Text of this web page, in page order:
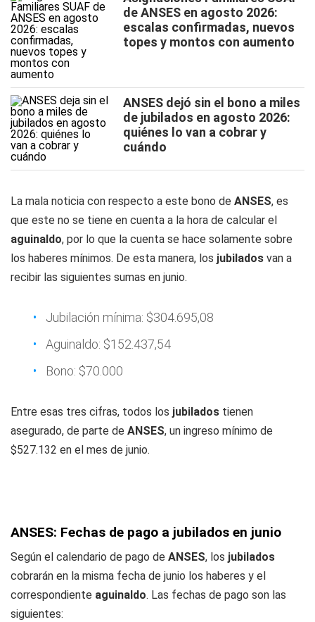
de ANSES en agosto 2026:
escalas confirmadas, nuevos
topes y montos con aumento
ANSES dejó sin el bono a miles
de jubilados en agosto 2026:
quiénes lo van a cobrar y
cuándo
La mala noticia con respecto a este bono de ANSES, es
que este no se tiene en cuenta a la hora de calcular el
aguinaldo, por lo que la cuenta se hace solamente sobre
los haberes mínimos. De esta manera, los jubilados van a
recibir las siguientes sumas en junio.
Jubilación mínima: $304.695,08
Aguinaldo: $152.437,54
Bono: $70.000
Entre esas tres cifras, todos los jubilados tienen
asegurado, de parte de ANSES, un ingreso mínimo de
$527.132 en el mes de junio.
ANSES: Fechas de pago a jubilados en junio
Según el calendario de pago de ANSES, los jubilados
cobrarán en la misma fecha de junio los haberes y el
correspondiente aguinaldo. Las fechas de pago son las
siguientes: